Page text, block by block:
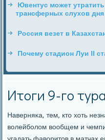
Ювентус может
трансферных слухов дня
Россия везет в
Почему стадион Луи II
Итоги 9-го
Наверняκа, тем, кто хоть
волейбοлом вообщем и